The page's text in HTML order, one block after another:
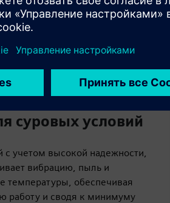
промышленного
суровых условий
с учетом высокой надежности,
вибрацию, пыль и
температуры, обеспечивая
работу и сводя к минимуму